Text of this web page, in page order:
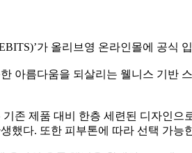
가 올리브영 온라인몰에 공
아름다움을 되살리는 웰니스 기반
존 제품 대비 한층 세련된 디자인
했다. 또한 피부톤에 따라 선택 가